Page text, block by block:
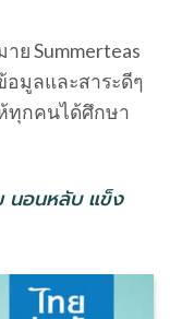
ย Summerteas
มูลและสาระดีๆ
ทุกคนได้ศึกษา
นอนหลับ แข็ง